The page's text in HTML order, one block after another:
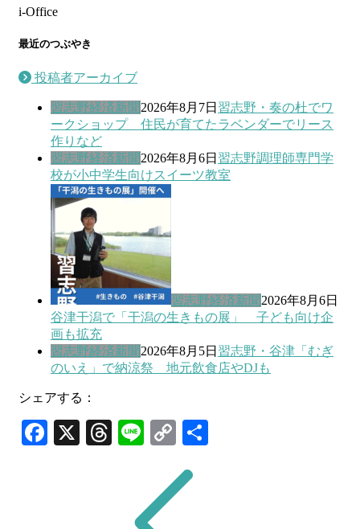
i-Office
最近のつぶやき
投稿者アーカイブ
習志野経済新聞2026年8月7日 習志野・奏の杜でワ
ークショップ 住民が育てたラベンダーでリース
作りなど
習志野経済新聞2026年8月6日 習志野調理師専門学
校が小中学生向けスイーツ教室
習志野経済新聞2026年8月6日
谷津干潟で「干潟の生きもの展」 子ども向け企
画も拡充
習志野経済新聞2026年8月5日 習志野・谷津「むぎ
のいえ」で納涼祭 地元飲食店やDJも
シェアする：
Facebook
X Threads
LineCopy